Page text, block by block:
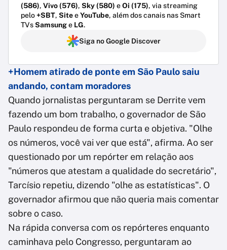
(586), Vivo (576), Sky (580) eOi (175), via streaming
pelo+SBT, SiteeYouTube, além dos canais nas Smart
TVsSamsunge LG.
Siga no Google Discover
+Homem atirado de ponte em São Paulo saiu
andando, contam moradores
Quando jornalistas perguntaram se Derrite vem
fazendo um bom trabalho, o governador de São
Paulo respondeu de forma curta e objetiva. "Olhe
os números, você vai ver que está", afirma. Ao ser
questionado por um repórter em relação aos
"números que atestam a qualidade do secretário",
Tarcísio repetiu, dizendo "olhe as estatísticas". O
governador afirmou que não queria mais comentar
sobre o caso.
Na rápida conversa com os repórteres enquanto
caminhava pelo Congresso, perguntaram ao